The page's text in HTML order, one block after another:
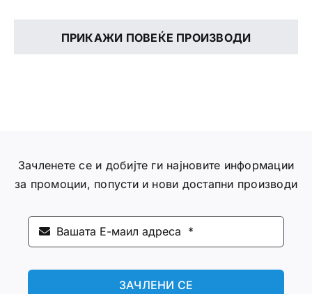
ПРИКАЖИ ПОВЕЌЕ ПРОИЗВОДИ
Зачленете се и добијте ги најновите информации
за промоции, попусти и нови достапни производи
ЗАЧЛЕНИ СЕ